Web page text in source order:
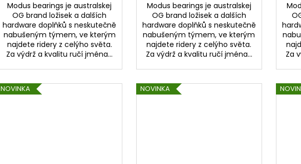
Modus bearings je australskej
OG brand ložisek a dalších
hardware doplňků s neskutečně
nabušeným týmem, ve kterým
najdete ridery z celýho světa.
Za výdrž a kvalitu ručí jména...
Modus bearings je australskej
OG brand ložisek a dalších
hardware doplňků s neskutečně
nabušeným týmem, ve kterým
najdete ridery z celýho světa.
Za výdrž a kvalitu ručí jména...
Za
NOVINKA NOVINKA